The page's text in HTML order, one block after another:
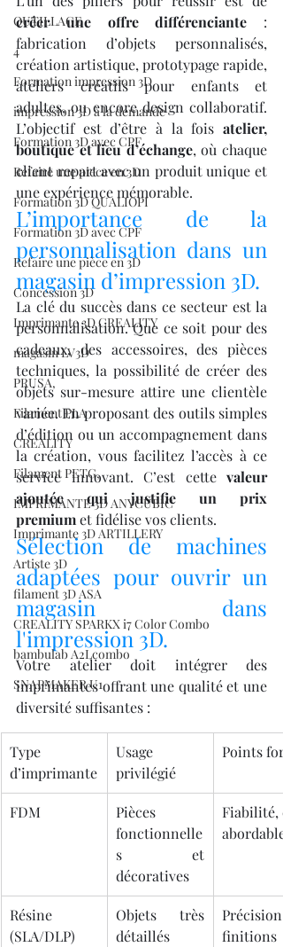
OUTILLAGE
4
Formation impression 3D
impression 3D à la demande
Formation 3D avec CPF
Refaire une piece en 3D
Formation 3D QUALIOPI
Formation 3D avec CPF
Refaire une pièce en 3D
Concession 3D
Imprimante 3D CREALITY
magasin LV3D
PRUSA,
Filament PLA
CREALITY
Filament PETG,
IMPRIMANTE 3D ANYCUBIC
Imprimante 3D ARTILLERY
Artiste 3D
filament 3D ASA
CREALITY SPARKX i7 Color Combo
bambulab A2Lcombo
SNAPMAKER U1
créer une offre différenciante :
fabrication d’objets personnalisés,
création artistique, prototypage rapide,
ateliers créatifs pour enfants et
adultes, ou encore design collaboratif.
L’objectif est d’être à la fois atelier,
boutique et lieu d’échange, où chaque
client repart avec un produit unique et
une expérience mémorable.
L’importance de la
personnalisation dans un
magasin d’impression 3D.
La clé du succès dans ce secteur est la
personnalisation. Que ce soit pour des
cadeaux, des accessoires, des pièces
techniques, la possibilité de créer des
objets sur-mesure attire une clientèle
variée. En proposant des outils simples
d’édition ou un accompagnement dans
la création, vous facilitez l’accès à ce
service innovant. C’est cette valeur
ajoutée qui justifie un prix
premium et fidélise vos clients.
Sélection de machines
adaptées pour ouvrir un
magasin dans
l'impression 3D.
Votre atelier doit intégrer des
imprimantes offrant une qualité et une
diversité suffisantes :
Type
d’imprimante
Usage
privilégié
Points
FDM
Pièces
fonctionnelle
s et
décoratives
Fiabilité,
abordable
Résine
(SLA/DLP)
Objets très
détaillés
Précision,
finitions